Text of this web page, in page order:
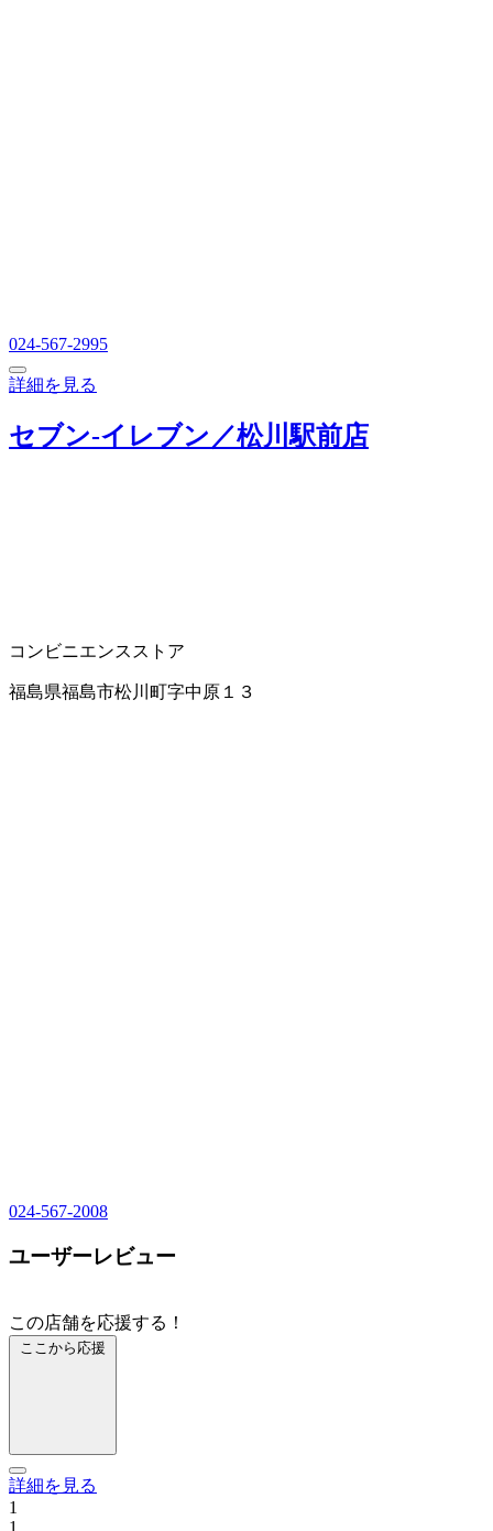
024-567-2995
詳細を見る
セブン‐イレブン／松川駅前店
コンビニエンスストア
福島県福島市松川町字中原１３
024-567-2008
ユーザーレビュー
この店舗を応援する！
ここから応援
詳細を見る
1
1